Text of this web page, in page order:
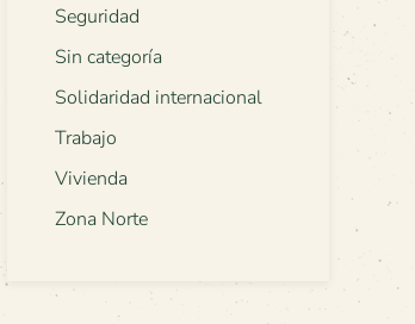
Seguridad
Sin categoría
Solidaridad internacional
Trabajo
Vivienda
Zona Norte